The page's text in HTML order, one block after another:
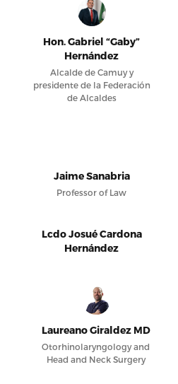
Hon. Gabriel “Gaby”
Hernández
Alcalde de Camuy y
presidente de la Federación
de Alcaldes
Jaime Sanabria
Professor of Law
Lcdo Josué Cardona
Hernández
Laureano Giraldez MD
Otorhinolaryngology and
Head and Neck Surgery